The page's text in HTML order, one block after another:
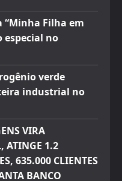
“Minha Filha em
especial no
verde
industrial no
VIRA
ATINGE 1.2
635.000 CLIENTES
BANCO